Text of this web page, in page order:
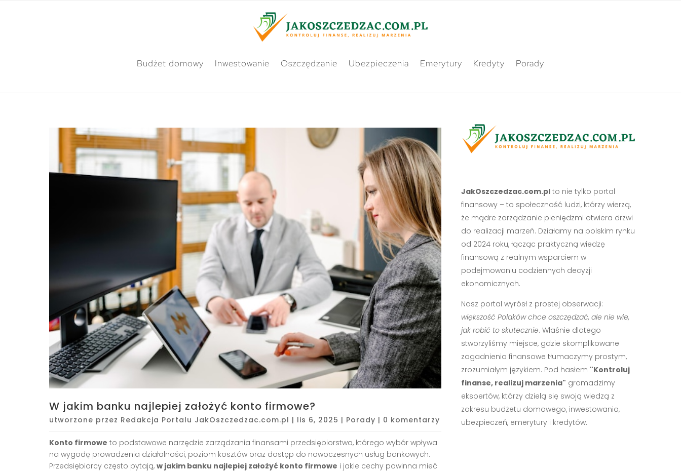
Budżet domowy Inwestowanie Oszczędzanie Ubezpieczenia Emerytury Kredyty Porady
W jakim banku najlepiej założyć konto firmowe?
utworzone przez Redakcja Portalu JakOszczedzac.com.pl | lis 6, 2025 | Porady | 0 komentarzy
Konto firmowe to podstawowe narzędzie zarządzania finansami przedsiębiorstwa, którego wybór wpływa
na wygodę prowadzenia działalności, poziom kosztów oraz dostęp do nowoczesnych usług bankowych.
Przedsiębiorcy często pytają, w jakim banku najlepiej założyć konto firmowe i jakie cechy powinna mieć
JakOszczedzac.com.plto nie tylko portal
finansowy – to społeczność ludzi, którzy wierzą,
że mądre zarządzanie pieniędzmi otwiera drzwi
do realizacji marzeń. Działamy na polskim rynku
od 2024 roku, łącząc praktyczną wiedzę
finansową z realnym wsparciem w
podejmowaniu codziennych decyzji
ekonomicznych.
Nasz portal wyrósł z prostej obserwacji:
większość Polaków chce oszczędzać, ale nie wie,
jak robić to skutecznie. Właśnie dlatego
stworzyliśmy miejsce, gdzie skomplikowane
zagadnienia finansowe tłumaczymy prostym,
zrozumiałym językiem. Pod hasłem "Kontroluj
finanse, realizuj marzenia" gromadzimy
ekspertów, którzy dzielą się swoją wiedzą z
zakresu budżetu domowego, inwestowania,
ubezpieczeń, emerytury i kredytów.